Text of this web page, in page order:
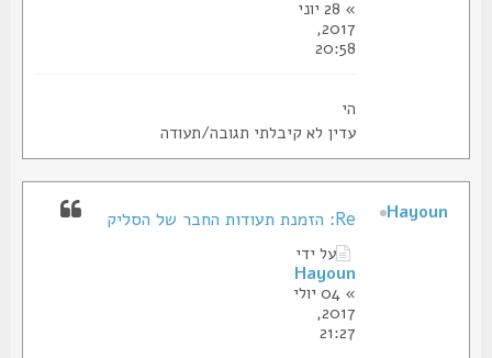
» 28 יוני
2017,
20:58
עדין לא קיבלתי תגובה/תעודה
Re: הזמנת תעודות החבר של הסליק
על ידי
Hayoun
» 04 יולי
2017,
21:27
Hayoun